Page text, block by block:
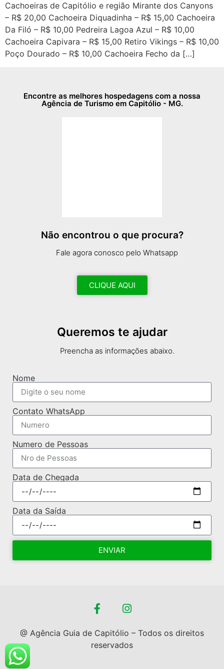
Cachoeiras de Capitólio e região Mirante dos Canyons
– R$ 20,00 Cachoeira Diquadinha – R$ 15,00 Cachoeira
Da Filó – R$ 10,00 Pedreira Lagoa Azul – R$ 10,00
Cachoeira Capivara – R$ 15,00 Retiro Vikings – R$ 10,00
Poço Dourado – R$ 10,00 Cachoeira Fecho da […]
Encontre as melhores hospedagens com a nossa
Agência de Turismo em Capitólio - MG.
Não encontrou o que procura?
Fale agora conosco pelo Whatsapp
CLIQUE AQUI
Queremos te ajudar
Preencha as informações abaixo.
Nome
Contato WhatsApp
Numero de Pessoas
Data de Chegada
Data da Saída
ENVIAR
@ Agência Guia de Capitólio – Todos os direitos
reservados